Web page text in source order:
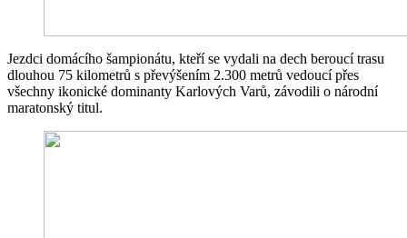
Jezdci domácího šampionátu, kteří se vydali na dech beroucí trasu
dlouhou 75 kilometrů s převýšením 2.300 metrů vedoucí přes
všechny ikonické dominanty Karlových Varů, závodili o národní
maratonský titul.